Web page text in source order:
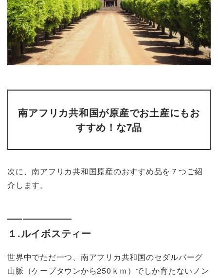
南アフリカ共和国が原産でお土産にもお
すすめ！な7品
次に、南アフリカ共和国原産のおすすめ品を７つご紹
介します。
１.ルイボスティー
世界中でただ一つ、南アフリカ共和国のセダルバーグ
山脈（ケープタウンから250ｋｍ）でしか育たないノン